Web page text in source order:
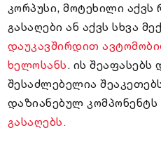
კორპუსი, მოტეხილი აქვს
გასაღები ან აქვს სხვა
დაუკავშირდით
ხელოსანს . ის
შესაძლებელია
დაზიანებულ კომპონენტს
გასაღებს.